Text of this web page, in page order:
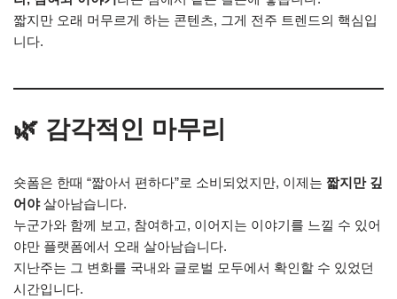
짧지만 오래 머무르게 하는 콘텐츠, 그게 전주 트렌드의 핵심입
니다.
🌿 감각적인 마무리
숏폼은 한때 “짧아서 편하다”로 소비되었지만, 이제는 짧지만 깊
어야살아남습니다.
누군가와 함께 보고, 참여하고, 이어지는 이야기를 느낄 수 있어
야만 플랫폼에서 오래 살아남습니다.
지난주는 그 변화를 국내와 글로벌 모두에서 확인할 수 있었던
시간입니다.